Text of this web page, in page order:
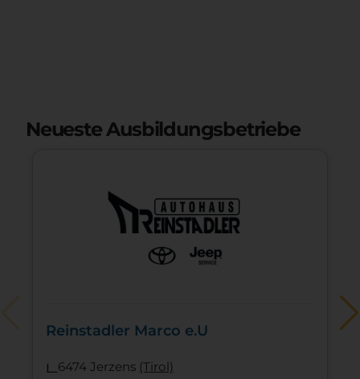
Neueste Ausbildungsbetriebe
Reinstadler Marco e.U
l 6474 Jerzens (Tirol)